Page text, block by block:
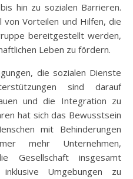
hin zu sozialen Barrieren.
von Vorteilen und Hilfen, die
bereitgestellt werden,
Leben zu fördern.
die sozialen Dienste
sind darauf
und die Integration zu
hat sich das Bewusstsein
mit Behinderungen
mehr Unternehmen,
Gesellschaft insgesamt
Umgebungen zu